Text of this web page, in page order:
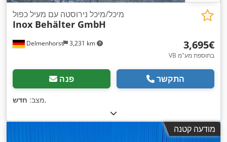
Delmenhorst 3,231 km
מיכל/מיכל נירוסטה עם מעיל כפול
Inox Behälter GmbH
‏3,695 ‏€
VB בתוספת מע"מ
פנה התקשר
מצב: חדש ,
מודעה קטנה